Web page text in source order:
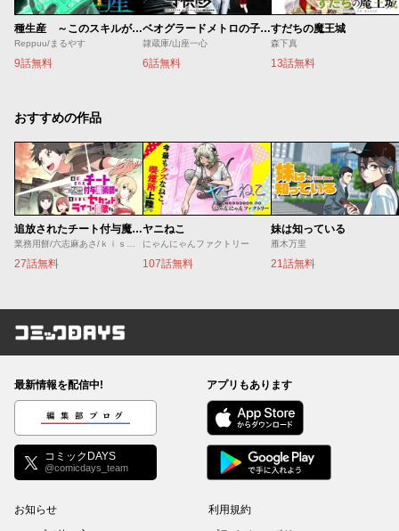
種生産 ～このスキルがチートだとまだ誰も気付いていない～
Reppuu/まるやす
9話無料
ベオグラードメトロの子供たち
隷蔵庫/山座一心
6話無料
すだちの魔王城
森下真
13話無料
おすすめの作品
追放されたチート付与魔術師は気ままなセカンドライフを謳歌する。 ～俺は武器だけじゃなく、あらゆるものに『強化ポイント』を付与できるし、俺の意思でいつでも効果を解除できるけど、残った人たち大丈夫？～
業務用餅/六志麻あさ/ｋｉｓｕｉ
27話無料
ヤニねこ
にゃんにゃんファクトリー
107話無料
妹は知っている
雁木万里
21話無料
コミックDAYS
最新情報を配信中!
編集部ブログ
コミックDAYS
@comicdays_team
アプリもあります
お知らせ
利用規約